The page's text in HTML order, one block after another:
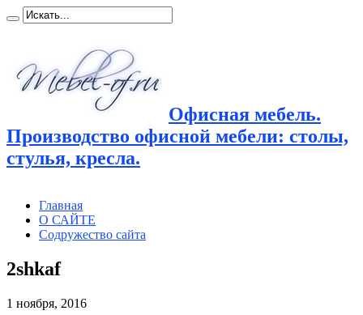
Офисная мебель.
Производство офисной мебели: столы,
стулья, кресла.
Главная
О САЙТЕ
Содружество сайта
2shkaf
1 ноября, 2016